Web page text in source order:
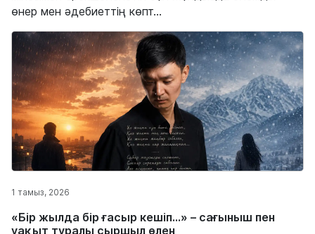
өнер мен әдебиеттің көпт...
1 тамыз, 2026
«Бір жылда бір ғасыр кешіп…» – сағыныш пен
уақыт туралы сыршыл өлең